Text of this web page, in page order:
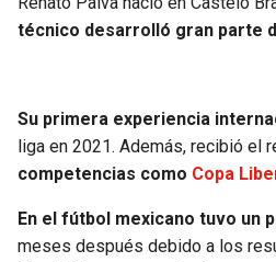
técnico desarrolló gran parte
Su primera experiencia
liga en 2021. Además, recibió el
competencias como Copa
En el fútbol mexicano tuvo un
meses después debido a los